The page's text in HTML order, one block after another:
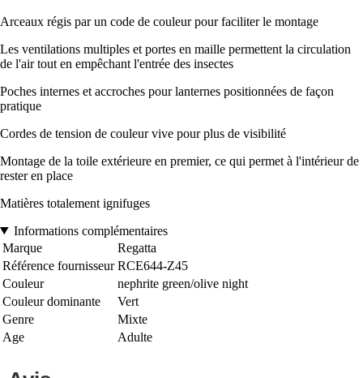
Arceaux régis par un code de couleur pour faciliter le montage
Les ventilations multiples et portes en maille permettent la circulation
de l'air tout en empêchant l'entrée des insectes
Poches internes et accroches pour lanternes positionnées de façon
pratique
Cordes de tension de couleur vive pour plus de visibilité
Montage de la toile extérieure en premier, ce qui permet à l'intérieur de
rester en place
Matières totalement ignifuges
Informations complémentaires
Marque
Regatta
Référence fournisseur RCE644-Z45
Couleur
nephrite green/olive night
Couleur dominante
Vert
Genre
Mixte
Age
Adulte